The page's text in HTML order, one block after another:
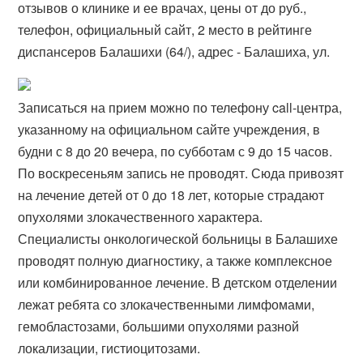
отзывов о клинике и ее врачах, цены от до руб.,
телефон, официальный сайт, 2 место в рейтинге
диспансеров Балашихи (64/), адрес - Балашиха, ул.
Записаться на прием можно по телефону call-центра,
указанному на официальном сайте учреждения, в
будни с 8 до 20 вечера, по субботам с 9 до 15 часов.
По воскресеньям запись не проводят. Сюда привозят
на лечение детей от 0 до 18 лет, которые страдают
опухолями злокачественного характера.
Специалисты онкологической больницы в Балашихе
проводят полную диагностику, а также комплексное
или комбинированное лечение. В детском отделении
лежат ребята со злокачественными лимфомами,
гемобластозами, большими опухолями разной
локализации, гистиоцитозами.